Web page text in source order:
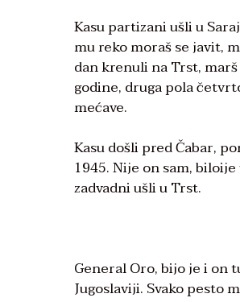
Kasu partizani ušli u
mu reko moraš se javit,
dan krenuli na Trst,
godine, druga pola
mećave.
Kasu došli pred Čabar,
1945. Nije on sam,
zadvadni ušli u Trst.
General Oro, bijo je i on
Jugoslaviji. Svako pesto